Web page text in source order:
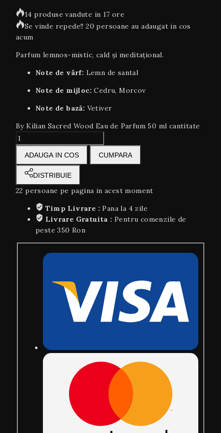
14 produse vandute in 17 ore
Se vinde repede!! 20 persoane au adaugat in cos
acum
Parfum lemnos-mistic, cald și meditațional.
Note de vârf: Lemn de santal
Note de mijloc: Cedru, Morcov
Note de bază: Vetiver
By Kilian Sacred Wood Eau de Parfum 50 ml cantitate
ADAUGA IN COS CUMPARA
DISTRIBUIE
22 persoane pe pagina in acest moment
Timp Livrare :Pana la 4 zile
Livrare Gratuita :Pentru comenzile de
peste 350 Ron